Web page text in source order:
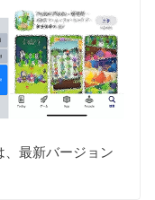
、最新バージョン